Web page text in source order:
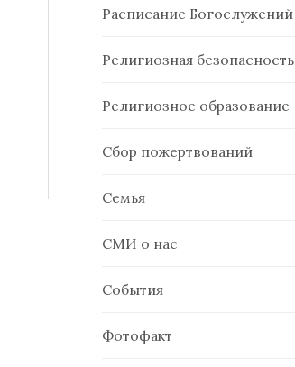
Расписание Богослужений
Религиозная безопасность
Религиозное образование
Сбор пожертвований
Семья
СМИ о нас
События
Фотофакт